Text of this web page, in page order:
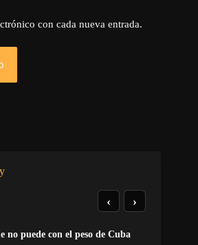
con cada nueva entrada.
no puede con el peso de Cuba
‹ ›